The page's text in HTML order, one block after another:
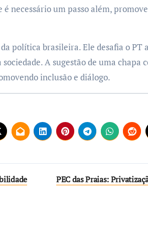
necessário um passo além,
política brasileira. Ele desafia o PT
A sugestão de uma
inclusão e diálogo.
PEC das Praias: